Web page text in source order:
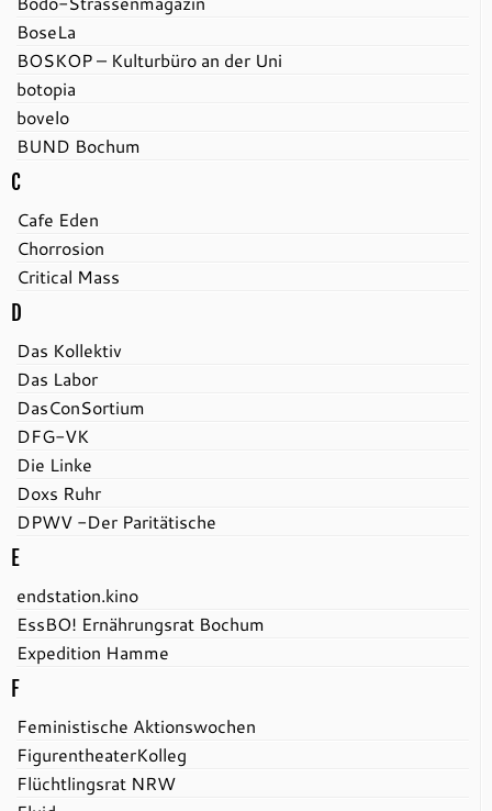
BoseLa
BOSKOP – Kulturbüro an der Uni
botopia
bovelo
BUND Bochum
C
Cafe Eden
Chorrosion
Critical Mass
D
Das Kollektiv
Das Labor
DasConSortium
DFG-VK
Die Linke
Doxs Ruhr
DPWV -Der Paritätische
E
endstation.kino
EssBO! Ernährungsrat Bochum
Expedition Hamme
F
Feministische Aktionswochen
FigurentheaterKolleg
Flüchtlingsrat NRW